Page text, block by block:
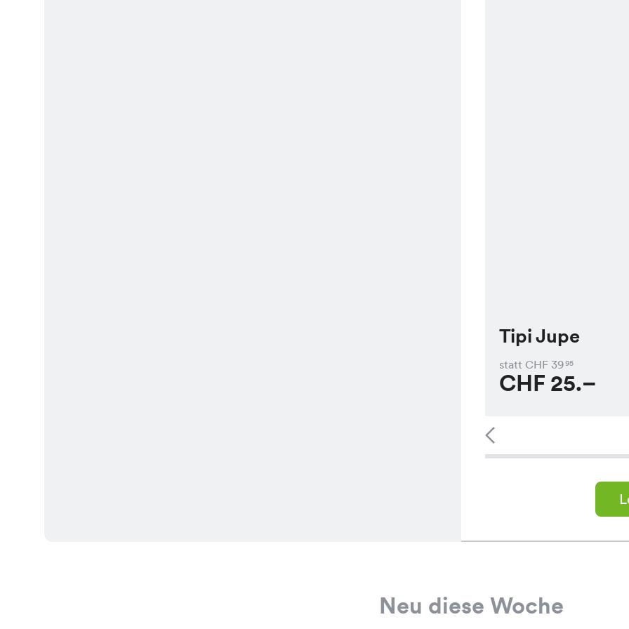
Tipi Jupe
statt CHF 3995
CHF 25.–
Neu diese Woche